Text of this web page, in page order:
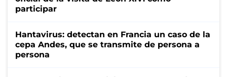
participar
Hantavirus: detectan en Francia un caso de la
cepa Andes, que se transmite de persona a
persona